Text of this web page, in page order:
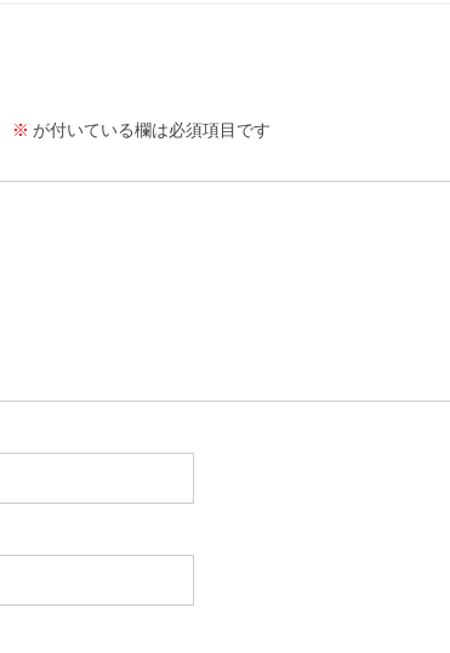
※ が付いている欄は必須項目です